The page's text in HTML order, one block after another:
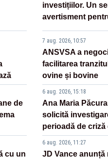
de
cu un
investițiilor. Un
avertisment
7 aug. 2026, 10:57
ANSVSA a
facilitarea
ovine și bovine
6 aug. 2026, 15:18
Ana Maria
solicită
perioadă de criză
6 aug. 2026, 11:27
JD Vance